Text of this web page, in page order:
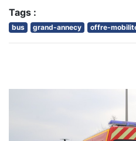
Tags :
bus grand-annecy offre-